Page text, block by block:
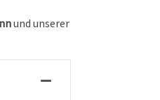
und unserer